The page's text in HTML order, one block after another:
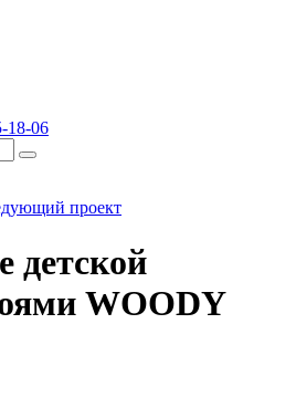
18-06
проект
детской
WOODY